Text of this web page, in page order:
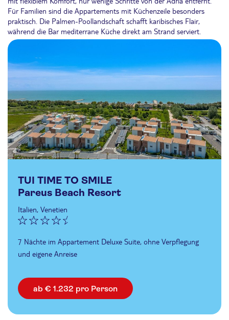
Für Familien sind die Appartements mit Küchenzeile besonders
praktisch. Die Palmen-Poollandschaft schafft karibisches Flair,
während die Bar mediterrane Küche direkt am Strand serviert.
TUI TIME TO SMILE
Pareus Beach Resort
Italien, Venetien
7 Nächte im Appartement Deluxe Suite, ohne Verpflegung
und eigene Anreise
ab € 1.232 pro Person